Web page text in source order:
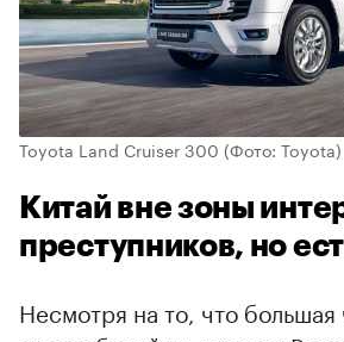
Toyota Land Cruiser 300 (Фото: Toyota)
Китай вне зоны
преступников, но
Несмотря на то, что большая